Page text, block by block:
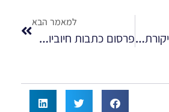
הסרת תגובות ביקורתיות
למאמר הבא
פרסום כתבות חיוביות להדחקת אזכורים